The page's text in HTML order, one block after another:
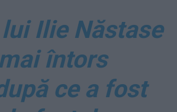
Ilie Năstase
întors
ce a fost